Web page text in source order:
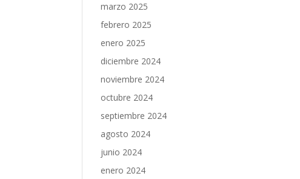
marzo 2025
febrero 2025
enero 2025
diciembre 2024
noviembre 2024
octubre 2024
septiembre 2024
agosto 2024
junio 2024
enero 2024